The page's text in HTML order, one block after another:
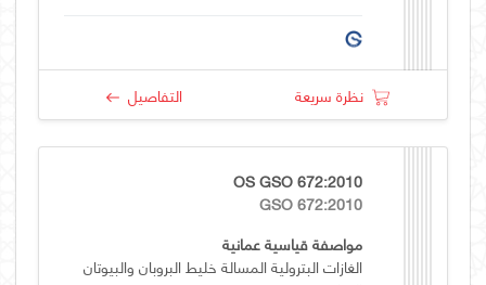
نظرة سريعة التفاصيل
OS GSO 672:2010
GSO 672:2010
مواصفة قياسية عمانية
الغازات البترولية المسالة خليط البروبان والبيوتان